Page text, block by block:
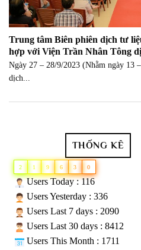
Trung tâm Biên phiên dịch tư
hợp với Viện Trần Nhân Tông
Ngày 27 – 28/9/2023 (Nhằm ngày 13
dịch...
THỐNG KÊ
2 1 9 6 3 0
Users Today : 116
Users Yesterday : 336
Users Last 7 days : 2090
Users Last 30 days : 8412
Users This Month : 1711